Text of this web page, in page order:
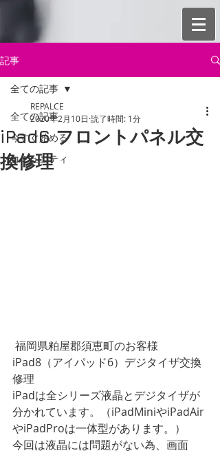
記事
全ての記事
今すぐ始める
コミュニティ
全ての記事
iPad6 フロントパネル交
換修理
REPALCE
2020年2月10日 読了時間: 1分
福岡県粕屋郡須恵町のお客様
iPad8（アイパッド6）デジタイザ交換
修理
iPadは全シリーズ液晶とデジタイザが
分かれています。（iPadMiniやiPadAir
やiPadProは一体型があります。）
今回は液晶には問題がない為、画面